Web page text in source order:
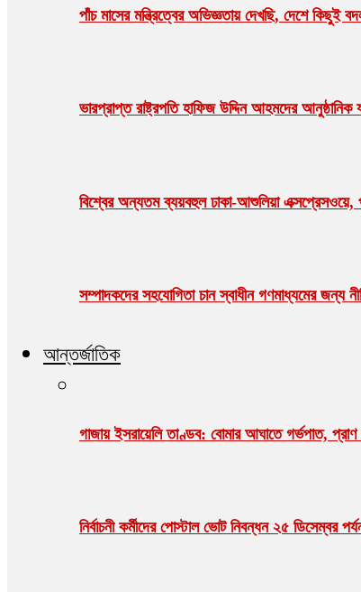
পাঁচ মাসের মন্ত্রিত্বের অভিজ্ঞতায় দেখছি, দেশে কিছুই
ভারপ্রাপ্ত রাষ্ট্রপতি হাফিজ উদ্দিন আহমদের
বিশ্বের অন্যতম ব্যয়বহুল ঢাকা-আশুলিয়া এক্সপ্রেসওয়ে,
সম্পাদকদের সহযোগিতা চান স্বাধীন গণমাধ্যমের জন্য
আন্তর্জাতিক
গাজায় ইসরায়েলি তাণ্ডব: বোমার আঘাতে গর্ভপাত,
নির্বাচনী কর্মীদের পোস্টাল ভোট নিবন্ধন ২৫ ডিসেম্বর